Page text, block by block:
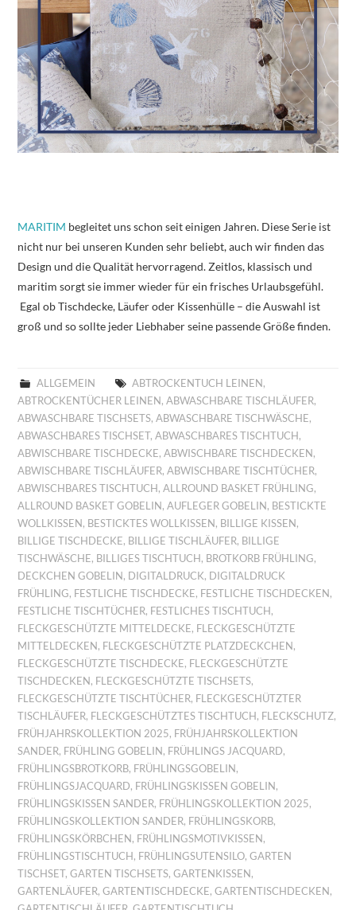
MARITIM begleitet uns schon seit einigen Jahren. Diese Serie ist
nicht nur bei unseren Kunden sehr beliebt, auch wir finden das
Design und die Qualität hervorragend. Zeitlos, klassisch und
maritim sorgt sie immer wieder für ein frisches Urlaubsgefühl.
Egal ob Tischdecke, Läufer oder Kissenhülle – die Auswahl ist
groß und so sollte jeder Liebhaber seine passende Größe finden.
ALLGEMEIN ABTROCKENTUCH LEINEN ,
ABTROCKENTÜCHER LEINEN ,ABWASCHBARE TISCHLÄUFER,
ABWASCHBARE TISCHSETS,ABWASCHBARE TISCHWÄSCHE,
ABWASCHBARES TISCHSET,ABWASCHBARES TISCHTUCH ,
ABWISCHBARE TISCHDECKE,ABWISCHBARE TISCHDECKEN ,
ABWISCHBARE TISCHLÄUFER,ABWISCHBARE TISCHTÜCHER,
ABWISCHBARES TISCHTUCH ,ALLROUND BASKET FRÜHLING,
ALLROUND BASKET GOBELIN ,AUFLEGER GOBELIN , BESTICKTE
WOLLKISSEN , BESTICKTES WOLLKISSEN , BILLIGE KISSEN ,
BILLIGE TISCHDECKE, BILLIGE TISCHLÄUFER, BILLIGE
TISCHWÄSCHE, BILLIGES TISCHTUCH , BROTKORB FRÜHLING,
DECKCHEN GOBELIN , DIGITALDRUCK, DIGITALDRUCK
FRÜHLING, FESTLICHE TISCHDECKE, FESTLICHE TISCHDECKEN ,
FESTLICHE TISCHTÜCHER, FESTLICHES TISCHTUCH ,
FLECKGESCHÜTZTE MITTELDECKE, FLECKGESCHÜTZTE
MITTELDECKEN , FLECKGESCHÜTZTE PLATZDECKCHEN ,
FLECKGESCHÜTZTE TISCHDECKE, FLECKGESCHÜTZTE
TISCHDECKEN , FLECKGESCHÜTZTE TISCHSETS,
FLECKGESCHÜTZTE TISCHTÜCHER, FLECKGESCHÜTZTER
TISCHLÄUFER, FLECKGESCHÜTZTES TISCHTUCH , FLECKSCHUTZ,
FRÜHJAHRSKOLLEKTION 2025, FRÜHJAHRSKOLLEKTION
SANDER, FRÜHLING GOBELIN , FRÜHLINGS JACQUARD,
FRÜHLINGSBROTKORB, FRÜHLINGSGOBELIN ,
FRÜHLINGSJACQUARD, FRÜHLINGSKISSEN GOBELIN ,
FRÜHLINGSKISSEN SANDER, FRÜHLINGSKOLLEKTION 2025,
FRÜHLINGSKOLLEKTION SANDER, FRÜHLINGSKORB,
FRÜHLINGSKÖRBCHEN , FRÜHLINGSMOTIVKISSEN ,
FRÜHLINGSTISCHTUCH , FRÜHLINGSUTENSILO,GARTEN
TISCHSET,GARTEN TISCHSETS,GARTENKISSEN ,
GARTENLÄUFER,GARTENTISCHDECKE,GARTENTISCHDECKEN ,